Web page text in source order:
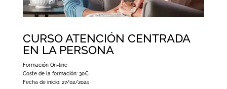
CURSO ATENCIÓN CENTRADA
EN LA PERSONA
Formación On-line
Coste de la formación: 30€
Fecha de inicio: 27/02/2024